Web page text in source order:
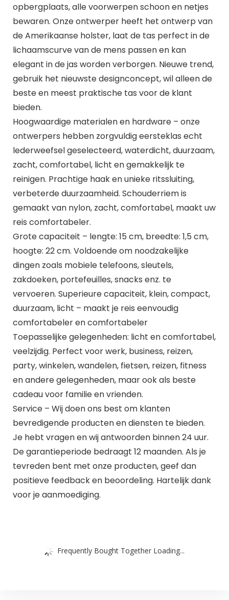
opbergplaats, alle voorwerpen schoon en netjes
bewaren. Onze ontwerper heeft het ontwerp van
de Amerikaanse holster, laat de tas perfect in de
lichaamscurve van de mens passen en kan
elegant in de jas worden verborgen. Nieuwe trend,
gebruik het nieuwste designconcept, wil alleen de
beste en meest praktische tas voor de klant
bieden.
Hoogwaardige materialen en hardware – onze
ontwerpers hebben zorgvuldig eersteklas echt
lederweefsel geselecteerd, waterdicht, duurzaam,
zacht, comfortabel, licht en gemakkelijk te
reinigen. Prachtige haak en unieke ritssluiting,
verbeterde duurzaamheid. Schouderriem is
gemaakt van nylon, zacht, comfortabel, maakt uw
reis comfortabeler.
Grote capaciteit – lengte: 15 cm, breedte: 1,5 cm,
hoogte: 22 cm. Voldoende om noodzakelijke
dingen zoals mobiele telefoons, sleutels,
zakdoeken, portefeuilles, snacks enz. te
vervoeren. Superieure capaciteit, klein, compact,
duurzaam, licht – maakt je reis eenvoudig
comfortabeler en comfortabeler
Toepasselijke gelegenheden: licht en comfortabel,
veelzijdig. Perfect voor werk, business, reizen,
party, winkelen, wandelen, fietsen, reizen, fitness
en andere gelegenheden, maar ook als beste
cadeau voor familie en vrienden.
Service – Wij doen ons best om klanten
bevredigende producten en diensten te bieden.
Je hebt vragen en wij antwoorden binnen 24 uur.
De garantieperiode bedraagt 12 maanden. Als je
tevreden bent met onze producten, geef dan
positieve feedback en beoordeling. Hartelijk dank
voor je aanmoediging.
Frequently Bought Together Loading...